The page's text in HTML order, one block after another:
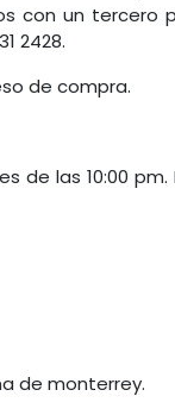
con un tercero
2428.
de compra.
de las 10:00 pm.
de monterrey.